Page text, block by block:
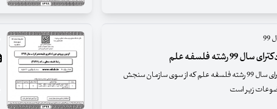
فلسفه علم
دفترچه سئوالات آزمون تخصصی دکترای سال 99 رشته فلسفه علم که از سوی سازمان سنجش